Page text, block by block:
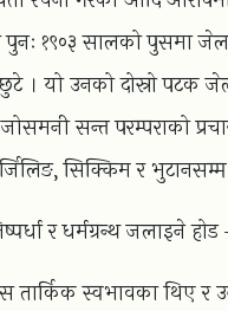
पुनः १९०३ सालको पुसमा
। यो उनको दोस्रो पटक
सन्त परम्पराको
सिक्किम र
र धर्मग्रन्थ जलाइने
तार्किक स्वभावका थिए र